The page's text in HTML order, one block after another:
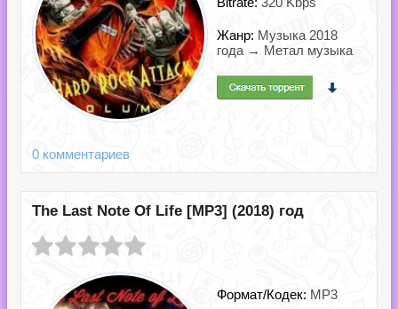
Жанр: Музыка 2018
года → Метал музыка
0 комментариев
The Last Note Of Life [MP3] (2018) год
Формат/Кодек: MP3